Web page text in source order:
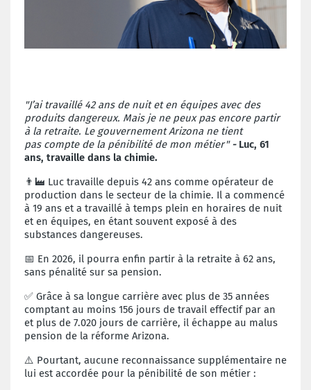
"J’ai travaillé 42 ans de nuit et en équipes avec des
produits dangereux. Mais je ne peuxpas encore partir
à la retraite. Le gouvernementArizona ne tient
pas compte de la pénibilité de mon métier" - Luc, 61
ans, travaille dans la chimie.
👨‍🏭 Luc travaille depuis 42 ans comme opérateur de
production dans le secteur de la chimie. Il a commencé
à 19 ans et a travaillé à temps plein en horaires de nuit
et en équipes, en étant souvent exposé à des
substances dangereuses.
📅 En 2026, il pourra enfin partir à la retraite à 62 ans,
sans pénalité sur sa pension.
✅ Grâce à sa longue carrière avec plus de 35 années
comptant au moins 156 jours de travail effectif par an
et plus de 7.020 jours de carrière, il échappe au malus
pension de la réforme Arizona.
⚠️ Pourtant, aucune reconnaissance supplémentaire ne
lui est accordée pour la pénibilité de son métier :